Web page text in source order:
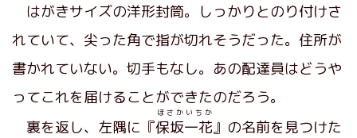
はがきサイズの洋形封筒。しっかりとのり付けさ
れていて、尖った角で指が切れそうだった。住所が
書かれていない。切手もなし。あの配達員はどうや
ってこれを届けることができたのだろう。
裏を返し、左隅に『保坂一花
ほさかいちか
』の名前を見つけた